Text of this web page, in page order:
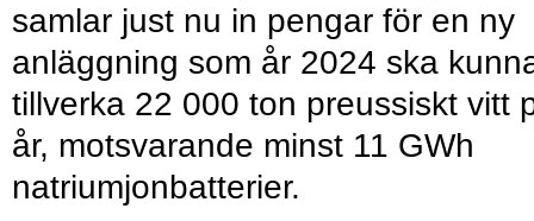
samlar just nu in pengar för en ny
anläggning som år 2024 ska
tillverka 22 000 ton preussiskt vitt
år, motsvarande minst 11 GWh
natriumjonbatterier.